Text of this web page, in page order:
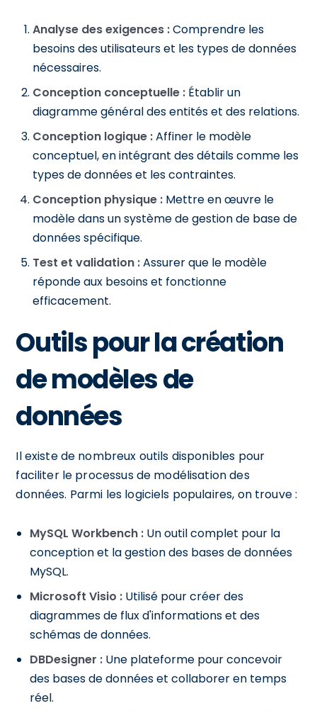
Analyse des exigences :Comprendre les
besoins des utilisateurs et les types de données
nécessaires.
Conception conceptuelle : Établir un
diagramme général des entités et des relations.
Conception logique :Affiner le modèle
conceptuel, en intégrant des détails comme les
types de données et les contraintes.
Conception physique : Mettre en œuvre le
modèle dans un système de gestion de base de
données spécifique.
Test et validation :Assurer que le modèle
réponde aux besoins et fonctionne
efficacement.
Outils pour la création
de modèles de
données
Il existe de nombreux outils disponibles pour
faciliter le processus de modélisation des
données. Parmi les logiciels populaires, on trouve :
MySQL Workbench : Un outil complet pour la
conception et la gestion des bases de données
MySQL.
Microsoft Visio : Utilisé pour créer des
diagrammes de flux d'informations et des
schémas de données.
DBDesigner : Une plateforme pour concevoir
des bases de données et collaborer en temps
réel.